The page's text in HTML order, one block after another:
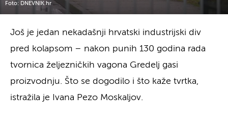
Foto: DNEVNIK.hr
Još je jedan nekadašnji hrvatski industrijski div
pred kolapsom – nakon punih 130 godina rada
tvornica željezničkih vagona Gredelj gasi
proizvodnju. Što se dogodilo i što kaže tvrtka,
istražila je Ivana Pezo Moskaljov.